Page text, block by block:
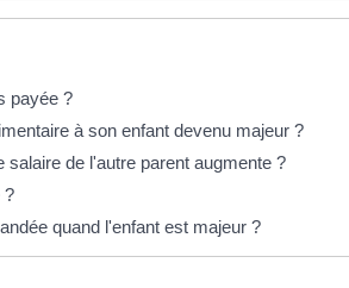
payée ?
à son enfant devenu majeur ?
salaire de l'autre parent augmente ?
?
quand l'enfant est majeur ?